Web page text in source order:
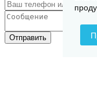
Отправить